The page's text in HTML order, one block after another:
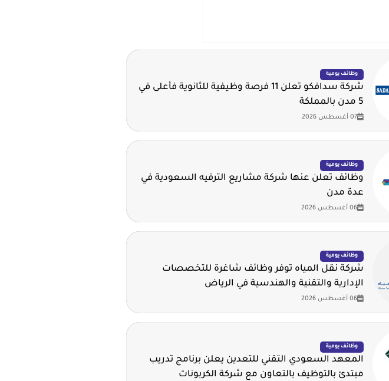
وظائف يومية
شركة سدافكو تعلن 11 فرصة وظيفية للثانوية فأعلى في
5 مدن بالمملكة
07 أغسطس 2026
وظائف يومية
وظائف تعلن عنها شركة مشاريع الترفيه السعودية في
عدة مدن
06 أغسطس 2026
وظائف يومية
شركة نقل المياه توفر وظائف شاغرة للتخصصات
الإدارية والتقنية والهندسية في الرياض
06 أغسطس 2026
وظائف يومية
المعهد السعودي التقني للتعدين يعلن برنامج تدريب
مبتدئ بالتوظيف بالتعاون مع شركة الكربونات